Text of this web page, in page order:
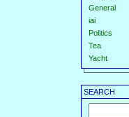
General
iai
Politics
Tea
Yacht
SEARCH